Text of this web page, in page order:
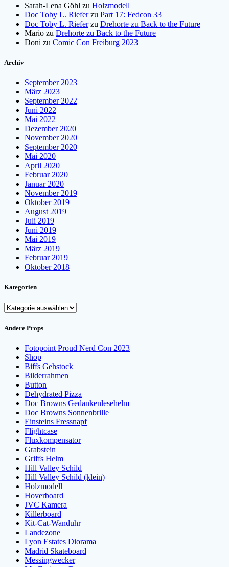
Sarah-Lena Göhl zu Holzmodell
Doc Toby L. Rieferzu Part 17: Fedcon 33
Doc Toby L. Rieferzu Drehorte zu Back to the Future
Mario zu Drehorte zu Back to the Future
Doni zu Comic Con Freiburg 2023
Archiv
September 2023
März 2023
September 2022
Juni 2022
Mai 2022
Dezember 2020
November 2020
September 2020
Mai 2020
April 2020
Februar 2020
Januar 2020
November 2019
Oktober 2019
August 2019
Juli 2019
Juni 2019
Mai 2019
März 2019
Februar 2019
Oktober 2018
Kategorien
Kategorien
Andere Props
Fotopoint Proud Nerd Con 2023
Shop
Biffs Gehstock
Bilderrahmen
Button
Dehydrated Pizza
Doc Browns Gedankenlesehelm
Doc Browns Sonnenbrille
Einsteins Fressnapf
Flightcase
Fluxkompensator
Grabstein
Griffs Helm
Hill Valley Schild
Hill Valley Schild (klein)
Holzmodell
Hoverboard
JVC Kamera
Killerboard
Kit-Cat-Wanduhr
Landezone
Lyon Estates Diorama
Madrid Skateboard
Messingwecker